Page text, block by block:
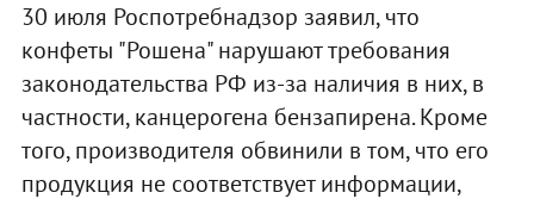
30 июля Роспотребнадзор заявил, что
конфеты "Рошена" нарушают требования
законодательства РФ из-за наличия в них, в
частности, канцерогена бензапирена. Кроме
того, производителя обвинили в том, что его
продукция не соответствует информации,